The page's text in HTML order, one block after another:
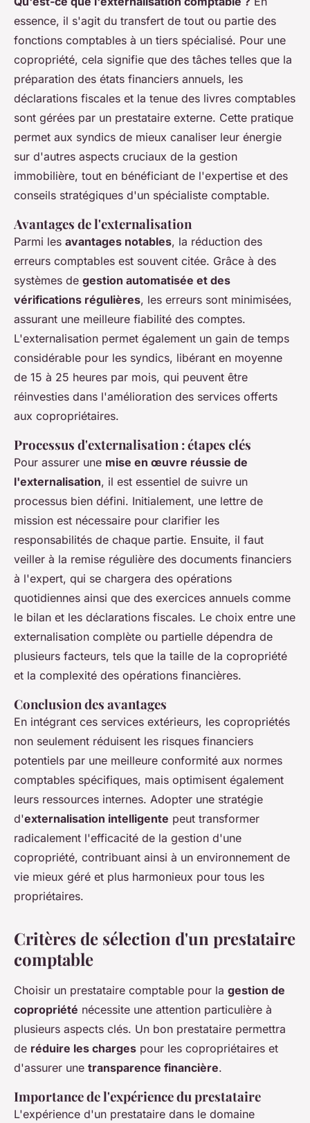
essence, il s'agit du transfert de tout ou partie des
fonctions comptables à un tiers spécialisé. Pour une
copropriété, cela signifie que des tâches telles que la
préparation des états financiers annuels, les
déclarations fiscales et la tenue des livres comptables
sont gérées par un prestataire externe. Cette pratique
permet aux syndics de mieux canaliser leur énergie
sur d'autres aspects cruciaux de la gestion
immobilière, tout en bénéficiant de l'expertise et des
conseils stratégiques d'un spécialiste comptable.
Avantages de l'externalisation
Parmi les avantages notables, la réduction des
erreurs comptables est souvent citée. Grâce à des
systèmes de gestion automatisée et des
vérifications régulières, les erreurs sont minimisées,
assurant une meilleure fiabilité des comptes.
L'externalisation permet également un gain de temps
considérable pour les syndics, libérant en moyenne
de 15 à 25 heures par mois, qui peuvent être
réinvesties dans l'amélioration des services offerts
aux copropriétaires.
Processus d'externalisation : étapes clés
Pour assurer une mise en œuvre réussie de
l'externalisation, il est essentiel de suivre un
processus bien défini. Initialement, une lettre de
mission est nécessaire pour clarifier les
responsabilités de chaque partie. Ensuite, il faut
veiller à la remise régulière des documents financiers
à l'expert, qui se chargera des opérations
quotidiennes ainsi que des exercices annuels comme
le bilan et les déclarations fiscales. Le choix entre une
externalisation complète ou partielle dépendra de
plusieurs facteurs, tels que la taille de la copropriété
et la complexité des opérations financières.
Conclusion des avantages
En intégrant ces services extérieurs, les copropriétés
non seulement réduisent les risques financiers
potentiels par une meilleure conformité aux normes
comptables spécifiques, mais optimisent également
leurs ressources internes. Adopter une stratégie
d'externalisation intelligente peut transformer
radicalement l'efficacité de la gestion d'une
copropriété, contribuant ainsi à un environnement de
vie mieux géré et plus harmonieux pour tous les
propriétaires.
Critères de sélection d'un prestataire
comptable
Choisir un prestataire comptable pour la gestion de
copropriété nécessite une attention particulière à
plusieurs aspects clés. Un bon prestataire permettra
de réduire les charges pour les copropriétaires et
d'assurer une transparence financière.
Importance de l'expérience du prestataire
L'expérience d'un prestataire dans le domaine